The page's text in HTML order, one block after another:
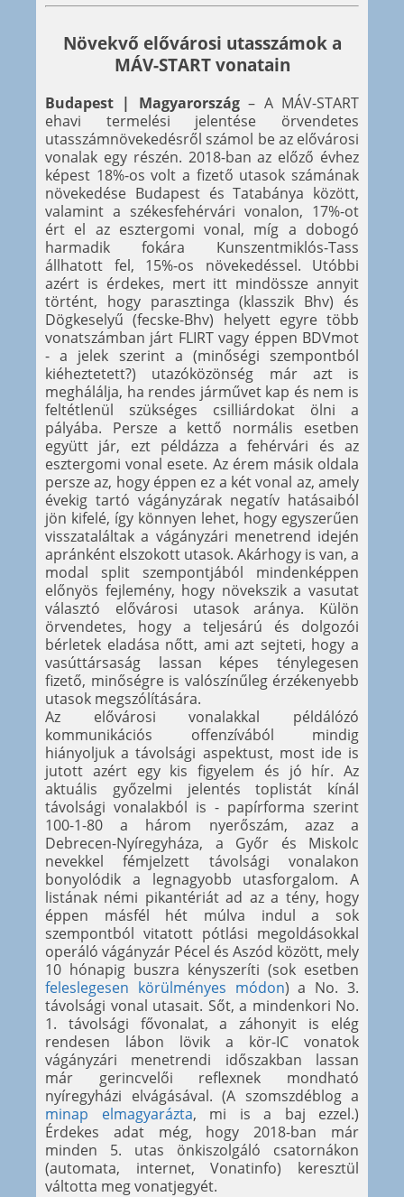
Növekvő elővárosi utasszámok a
MÁV-START vonatain
Budapest | Magyarország– A MÁV-START
ehavi termelési jelentése örvendetes
utasszámnövekedésről számol be az elővárosi
vonalak egy részén. 2018-ban az előző évhez
képest 18%-os volt a fizető utasok számának
növekedése Budapest és Tatabánya között,
valamint a székesfehérvári vonalon, 17%-ot
ért el az esztergomi vonal, míg a dobogó
harmadik fokára Kunszentmiklós-Tass
állhatott fel, 15%-os növekedéssel. Utóbbi
azért is érdekes, mert itt mindössze annyit
történt, hogy parasztinga (klasszik Bhv) és
Dögkeselyű (fecske-Bhv) helyett egyre több
vonatszámban járt FLIRT vagy éppen BDVmot
- a jelek szerint a (minőségi szempontból
kiéheztetett?) utazóközönség már azt is
meghálálja, ha rendes járművet kap és nem is
feltétlenül szükséges csilliárdokat ölni a
pályába. Persze a kettő normális esetben
együtt jár, ezt példázza a fehérvári és az
esztergomi vonal esete. Az érem másik oldala
persze az, hogy éppen ez a két vonal az, amely
évekig tartó vágányzárak negatív hatásaiból
jön kifelé, így könnyen lehet, hogy egyszerűen
visszataláltak a vágányzári menetrend idején
apránként elszokott utasok. Akárhogy is van, a
modal split szempontjából mindenképpen
előnyös fejlemény, hogy növekszik a vasutat
választó elővárosi utasok aránya. Külön
örvendetes, hogy a teljesárú és dolgozói
bérletek eladása nőtt, ami azt sejteti, hogy a
vasúttársaság lassan képes ténylegesen
fizető, minőségre is valószínűleg érzékenyebb
utasok megszólítására.
Az elővárosi vonalakkal példálózó
kommunikációs offenzívából mindig
hiányoljuk a távolsági aspektust, most ide is
jutott azért egy kis figyelem és jó hír. Az
aktuális győzelmi jelentés toplistát kínál
távolsági vonalakból is - papírforma szerint
100-1-80 a három nyerőszám, azaz a
Debrecen-Nyíregyháza, a Győr és Miskolc
nevekkel fémjelzett távolsági vonalakon
bonyolódik a legnagyobb utasforgalom. A
listának némi pikantériát ad az a tény, hogy
éppen másfél hét múlva indul a sok
szempontból vitatott pótlási megoldásokkal
operáló vágányzár Pécel és Aszód között, mely
10 hónapig buszra kényszeríti (sok esetben
feleslegesen körülményes módon) a No. 3.
távolsági vonal utasait. Sőt, a mindenkori No.
1. távolsági fővonalat, a záhonyit is elég
rendesen lábon lövik a kör-IC vonatok
vágányzári menetrendi időszakban lassan
már gerincvelői reflexnek mondható
nyíregyházi elvágásával. (A szomszdéblog a
minap elmagyarázta, mi is a baj ezzel.)
Érdekes adat még, hogy 2018-ban már
minden 5. utas önkiszolgáló csatornákon
(automata, internet, Vonatinfo) keresztül
váltotta meg vonatjegyét.